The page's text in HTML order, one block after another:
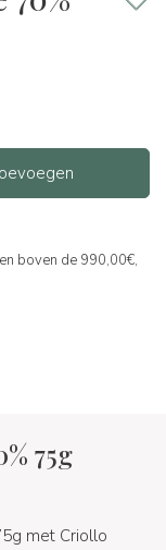
boven de 990,00€,
75g
met Criollo